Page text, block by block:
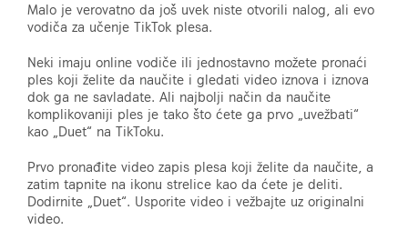
Malo je verovatno da još uvek niste otvorili nalog, ali evo
vodiča za učenje TikTok plesa.
Neki imaju online vodiče ili jednostavno možete pronaći
ples koji želite da naučite i gledati video iznova i iznova
dok ga ne savladate. Ali najbolji način da naučite
komplikovaniji ples je tako što ćete ga prvo „uvežbati“
kao „Duet“ na TikToku.
Prvo pronađite video zapis plesa koji želite da naučite, a
zatim tapnite na ikonu strelice kao da ćete je deliti.
Dodirnite „Duet“. Usporite video i vežbajte uz originalni
video.